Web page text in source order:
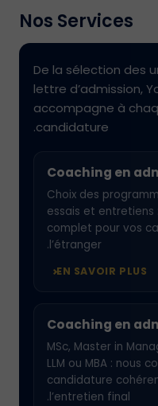
Nos Services
De la sélection
lettre
accompagne à
candidature.
Coaching en
Choix des
essais et
complet pour
l’étranger.
EN SAVOIR
Coaching en
MSc, Master in
LLM ou MBA :
candidature
l’entretien final.